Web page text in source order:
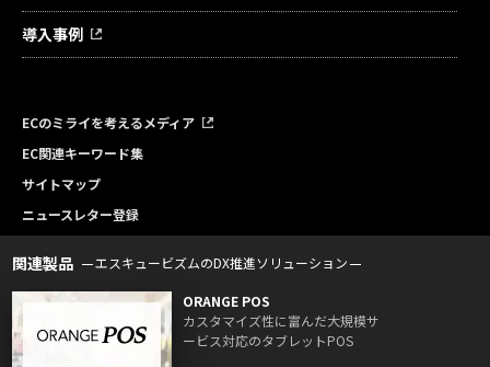
導入事例
ECのミライを考えるメディア
EC関連キーワード集
サイトマップ
ニュースレター登録
関連製品 エスキュービズムのDX推進ソリューション
ORANGE POS
カスタマイズ性に富んだ大規模サ
ービス対応のタブレットPOS